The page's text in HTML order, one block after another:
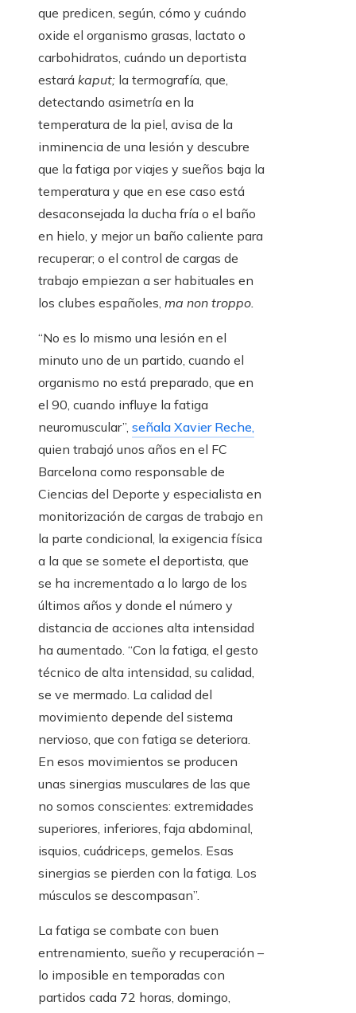
que predicen, según, cómo y cuándo
oxide el organismo grasas, lactato o
carbohidratos, cuándo un deportista
estará kaput; la termografía, que,
detectando asimetría en la
temperatura de la piel, avisa de la
inminencia de una lesión y descubre
que la fatiga por viajes y sueños baja la
temperatura y que en ese caso está
desaconsejada la ducha fría o el baño
en hielo, y mejor un baño caliente para
recuperar; o el control de cargas de
trabajo empiezan a ser habituales en
los clubes españoles, ma non troppo.
“No es lo mismo una lesión en el
minuto uno de un partido, cuando el
organismo no está preparado, que en
el 90, cuando influye la fatiga
neuromuscular”, señala Xavier Reche,
quien trabajó unos años en el FC
Barcelona como responsable de
Ciencias del Deporte y especialista en
monitorización de cargas de trabajo en
la parte condicional, la exigencia física
a la que se somete el deportista, que
se ha incrementado a lo largo de los
últimos años y donde el número y
distancia de acciones alta intensidad
ha aumentado. “Con la fatiga, el gesto
técnico de alta intensidad, su calidad,
se ve mermado. La calidad del
movimiento depende del sistema
nervioso, que con fatiga se deteriora.
En esos movimientos se producen
unas sinergias musculares de las que
no somos conscientes: extremidades
superiores, inferiores, faja abdominal,
isquios, cuádriceps, gemelos. Esas
sinergias se pierden con la fatiga. Los
músculos se descompasan”.
La fatiga se combate con buen
entrenamiento, sueño y recuperación –
lo imposible en temporadas con
partidos cada 72 horas, domingo,